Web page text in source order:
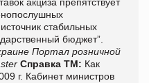
стабильных
бюджет”.
Портал розничной
Справка ТМ: Как
г. Кабинет министров